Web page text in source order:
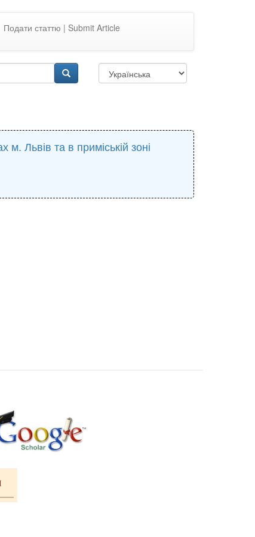
Подати статтю | Submit Article
Львів та в приміській зоні